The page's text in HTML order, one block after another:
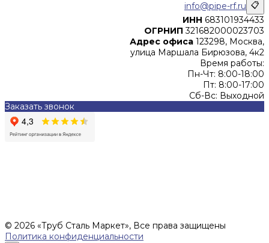
info@pipe-rf.ru 📋
ИНН 683101934433
ОГРНИП 321682000023703
Адрес офиса 123298, Москва,
улица Маршала Бирюзова, 4к2
Время работы:
Пн-Чт: 8:00-18:00
Пт: 8:00-17:00
Сб-Вс: Выходной
Заказать звонок
© 2026 «Труб Сталь Маркет», Все права защищены
Политика конфиденциальности